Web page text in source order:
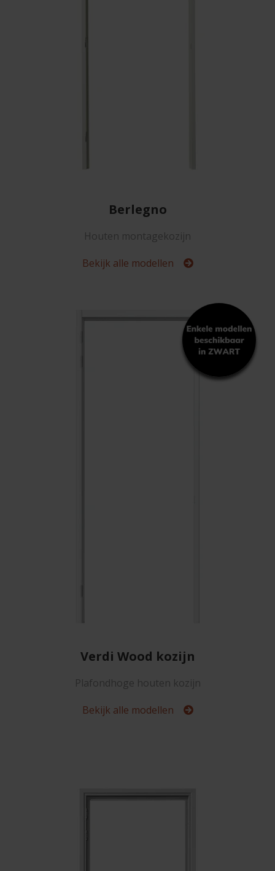
Berlegno
Houten montagekozijn
Bekijk alle modellen
Verdi Wood kozijn
Plafondhoge houten kozijn
Bekijk alle modellen